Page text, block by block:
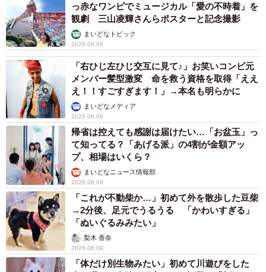
千葉線ですが、ちょっと困ることがあります。それは、ス
カイライナーに乗りにくい点です。
成田市方面で仕事があると、取引先の方が気を遣ってスカ
イライナーのチケットを送ってくださります。乗りたいの
は山々ですが、千葉線から乗り換えの津田沼駅に止まらな
いどころか、本線を通らないので泣く泣く返金となりま
す。成田エクスプレスもそうでしたが、最近は千葉駅にも
止まるようになりました。
そんな乗りたくても乗りにくいスカイライナーのAE形車両
が、2019年のミステリーツアーと2021年の船橋―千葉間
100周年ツアーで千葉線に入線しました。2021年の時は私
も最寄り駅で待ち構えており、今までにない興奮を覚えま
した。鉄道好き以外には全く理解出来ないと思いますが。
っ赤なワンピでミュージカル「愛の不時着」を
観劇 三山凌輝さんらポスターと記念撮影
まいどなトピック
2026.08.09
「右ひじ左ひじ交互に見て♪」お笑いコンビ元
メンバー髪型激変 命を救う資格を取得「ええ
え！！すごすぎます！」→本名も明らかに
まいどなメディア
2026.08.09
帰省は控えても感謝は届けたい…「お盆玉」っ
て知ってる？「あげる派」の4割が金額アッ
プ、相場はいくら？
まいどなニュース情報部
2026.08.09
「これが不動柴か…」初めて外を散歩した豆柴
→2分後、足元でうるうる 「かわいすぎる」
「ぬいぐるみみたい」
梨木 香奈
2026.08.09
「体だけ別生物みたい」初めて川遊びをした